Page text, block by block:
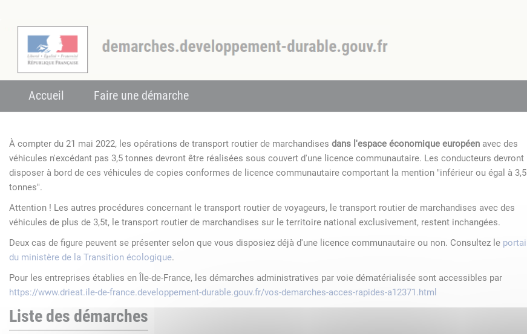
Accueil Faire une démarche
À compter du 21 mai 2022, les opérations de transport routier de marchandises dans l'espace économique européen avec des
véhicules n'excédant pas 3,5 tonnes devront être réalisées sous couvert d'une licence communautaire. Les conducteurs devront
disposer à bord de ces véhicules de copies conformes de licence communautaire comportant la mention "inférieur ou égal à 3,5
tonnes".
Attention ! Les autres procédures concernant le transport routier de voyageurs, le transport routier de marchandises avec des
véhicules de plus de 3,5t, le transport routier de marchandises sur le territoire national exclusivement, restent inchangées.
Deux cas de figure peuvent se présenter selon que vous disposiez déjà d'une licence communautaire ou non. Consultez le portail
du ministère de la Transition écologique.
Pour les entreprises établies en Île-de-France, les démarches administratives par voie dématérialisée sont accessibles par
https://www.drieat.ile-de-france.developpement-durable.gouv.fr/vos-demarches-acces-rapides-a12371.html
Liste des démarches